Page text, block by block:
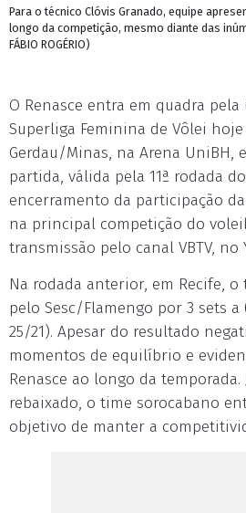
Para o técnico Clóvis Granado, equipe
longo da competição, mesmo diante das
FÁBIO ROGÉRIO)
O Renasce entra em quadra
Superliga Feminina de Vôlei hoje
Gerdau/Minas, na Arena UniBH,
partida, válida pela 11ª rodada
encerramento da participação
na principal competição do
transmissão pelo canal VBTV, no
Na rodada anterior, em Recife,
pelo Sesc/Flamengo por 3 sets a
25/21). Apesar do resultado
momentos de equilíbrio e
Renasce ao longo da
rebaixado, o time sorocabano
objetivo de manter a